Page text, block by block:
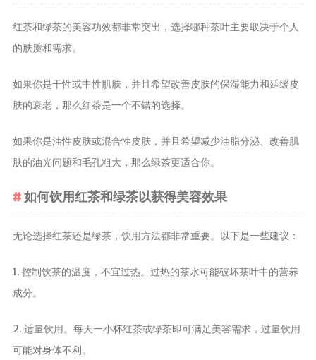
红茶和绿茶的美容功效都非常突出，选择哪种茶叶主要取决于个人
的肤质和需求。
如果你是干性或中性肌肤，并且希望改善皮肤的保湿能力和延缓皮
肤的衰老，那么红茶是一个不错的选择。
如果你是油性皮肤或混合性皮肤，并且希望减少油脂分泌、改善肌
肤的油光问题和毛孔粗大，那么绿茶更适合你。
如何饮用红茶和绿茶以获得美容效果
无论选择红茶还是绿茶，饮用方法都非常重要。以下是一些建议：
1. 控制饮茶的温度，不宜过热。过热的茶水可能破坏茶叶中的营养
成分。
2. 适量饮用。每天一小杯红茶或绿茶即可满足美容需求，过量饮用
可能对身体不利。
茶叶行业动
健康养生
中药养生
治疗脱发